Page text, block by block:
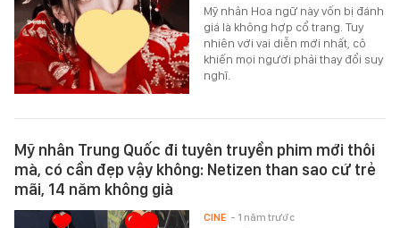
Mỹ nhân Hoa ngữ này vốn bị đánh
giá là không hợp cổ trang. Tuy
nhiên với vai diễn mới nhất, cô
khiến mọi người phải thay đổi suy
nghĩ.
Mỹ nhân Trung Quốc đi tuyên truyền phim mới thôi
mà, có cần đẹp vậy không: Netizen than sao cứ trẻ
mãi, 14 năm không già
CINE - 1 năm trước